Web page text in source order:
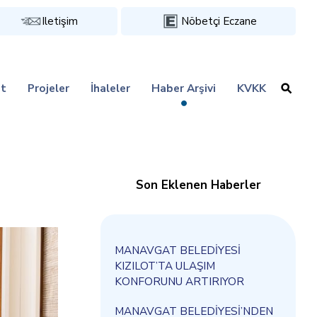
Iletişim Nöbetçi Eczane
Projeler İhaleler Haber Arşivi KVKK
Son Eklenen Haberler
MANAVGAT BELEDİYESİ
KIZILOT’TA ULAŞIM
KONFORUNU ARTIRIYOR
MANAVGAT BELEDİYESİ’NDEN